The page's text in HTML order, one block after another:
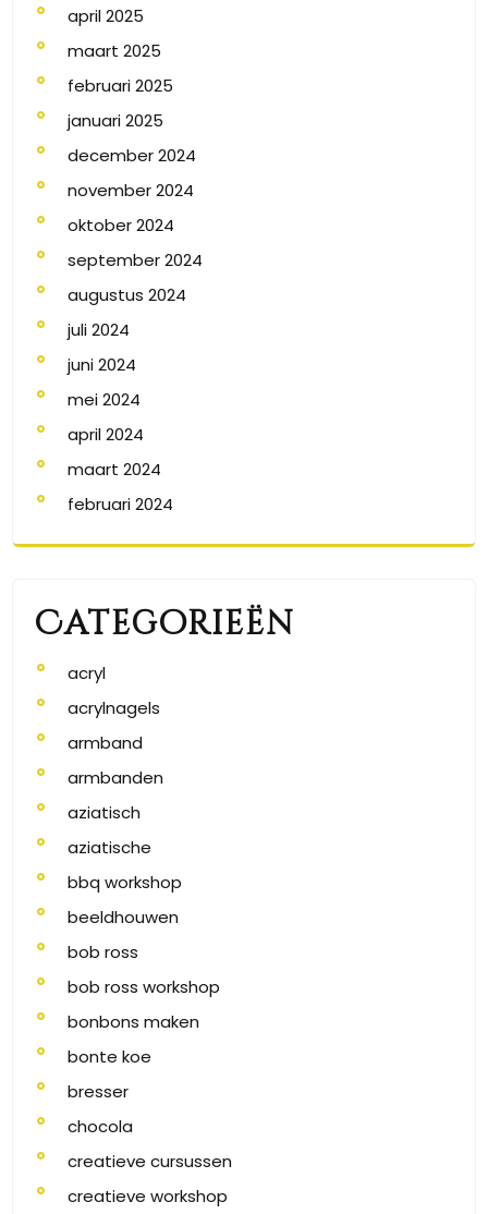
april 2025
maart 2025
februari 2025
januari 2025
december 2024
november 2024
oktober 2024
september 2024
augustus 2024
juli 2024
juni 2024
mei 2024
april 2024
maart 2024
februari 2024
Categorieën
acryl
acrylnagels
armband
armbanden
aziatisch
aziatische
bbq workshop
beeldhouwen
bob ross
bob ross workshop
bonbons maken
bonte koe
bresser
chocola
creatieve cursussen
creatieve workshop